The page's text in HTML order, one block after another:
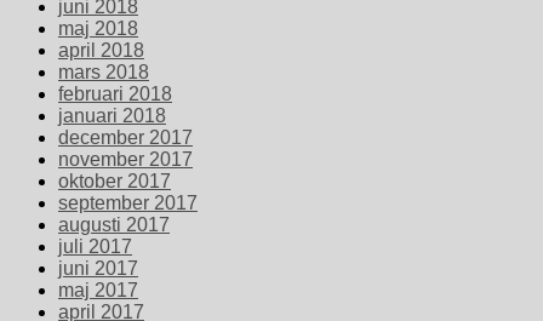
juni 2018
maj 2018
april 2018
mars 2018
februari 2018
januari 2018
december 2017
november 2017
oktober 2017
september 2017
augusti 2017
juli 2017
juni 2017
maj 2017
april 2017